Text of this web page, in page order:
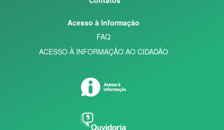
Acesso à Informação
FAQ
ACESSO À INFORMAÇÃO AO CIDADÃO